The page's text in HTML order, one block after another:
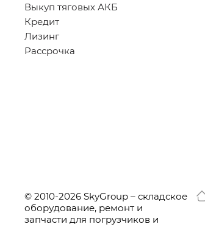
Выкуп тяговых АКБ
Кредит
Лизинг
Рассрочка
© 2010-2026 SkyGroup – складское
оборудование, ремонт и
запчасти для погрузчиков и